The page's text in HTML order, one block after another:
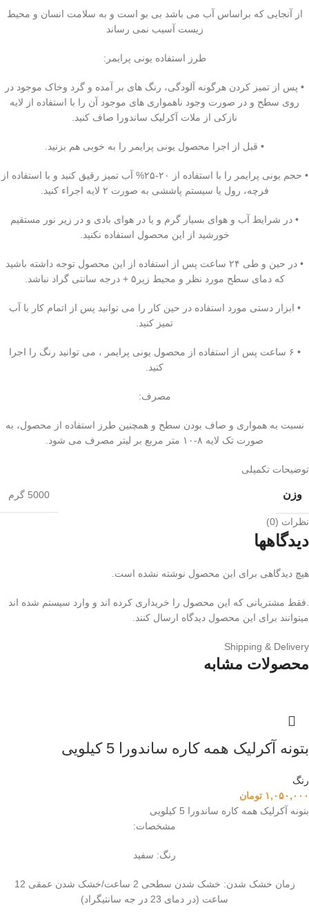
از آنجایی که براساس آب می باشد بی بو است و به سلامت انسان و محیط
زیست آسیب نمی رساند
طرز استفاده یونی پرایمر:
• پس از تمیز کردن هرگونه آلودگی، رنگ های بر آمده و گرد وخاک موجود در
روی سطح و در صورت وجود ناهمواری های موجود آن را با استفاده از لایه
نازکی از ملات آکرلیک ساندورا صاف کنید.
• قبل از اجرا محصول یونی پرایمر را به خوبی هم بزنید.
• حجم یونی پرایمر را با استفاده از ۲۰-۲۵% آب تمیز رقیق کنید و با استفاده از
فرچه، رول یا سیستم پاششی به صورت ۲ لایه اجراء کنید.
• در شرایط آب و هوای بسیار گرم و یا در هوای بادی و در زیر نور مستقیم
خورشید از این محصول استفاده نکنید.
• در حین و طی ۲۴ ساعت پس از استفاده از این محصول توجه داشته باشید
که دمای سطح مورد نظر و محیط زیر۵ + درجه سانتی گراد نباشد.
• ابزار دستی مورد استفاده در حین کار را می توانید پس از اتمام کار با آب
تمیز کنید.
• ۶ ساعت پس از استفاده از محصول یونی پرایمر ، می توانید رنگ را اجرا
کنید.
مصرف:
نسبت به همواری و صاف بودن سطح و همچنین طرز استفاده از محصول، به
صورت تک لایه ۸-۱۰ متر مربع بر لیتر مصرف می شود.
توضیحات تکمیلی
وزن 5000 گرم
نظرات (0)
دیدگاهها
هیچ دیدگاهی برای این محصول نوشته نشده است.
.فقط مشتریانی که این محصول را خریداری کرده اند و وارد سیستم شده اند
میتوانند برای این محصول دیدگاه ارسال کنند.
Shipping & Delivery
محصولات مشابه
بتونه آکرلیک همه کاره ساندورا 5 کیلویی
رنگ
۱,۰۵۰,۰۰۰ تومان
بتونه آکرلیک همه کاره ساندورا 5 کیلویی
مشخصات:
رنگ: سفید
زمان خشک شدن: خشک شدن سطحی 2 ساعت/خشک شدن عمقی 12
ساعت (در دمای 23 در جه سانتیگراد)